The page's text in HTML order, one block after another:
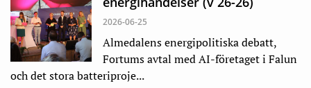
2026-06-25
Almedalens energipolitiska debatt,
Fortums avtal med AI-företaget i Falun
och det stora batteriproje...